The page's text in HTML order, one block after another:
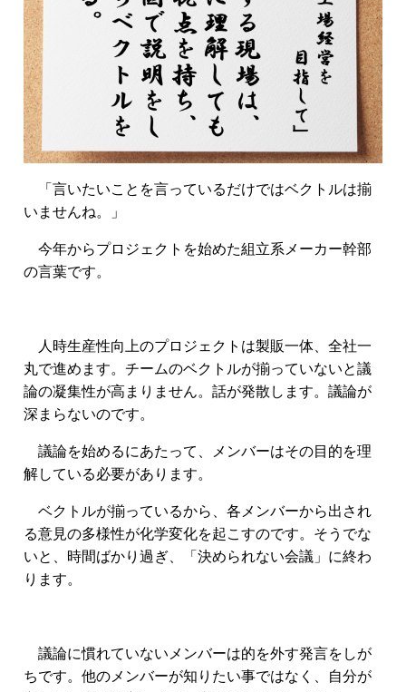
「言いたいことを言っているだけではベクトルは揃
いませんね。」
今年からプロジェクトを始めた組立系メーカー幹部
の言葉です。
人時生産性向上のプロジェクトは製販一体、全社一
丸で進めます。チームのベクトルが揃っていないと議
論の凝集性が高まりません。話が発散します。議論が
深まらないのです。
議論を始めるにあたって、メンバーはその目的を理
解している必要があります。
ベクトルが揃っているから、各メンバーから出され
る意見の多様性が化学変化を起こすのです。そうでな
いと、時間ばかり過ぎ、「決められない会議」に終わ
ります。
議論に慣れていないメンバーは的を外す発言をしが
ちです。他のメンバーが知りたい事ではなく、自分が